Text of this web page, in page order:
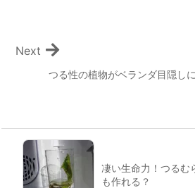
つる性の植物がベランダ目隠しに
Next
凄い生命力！つるむ
も作れる？